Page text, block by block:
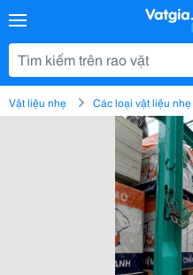
Vật liệu nhẹ Các loại vật liệu